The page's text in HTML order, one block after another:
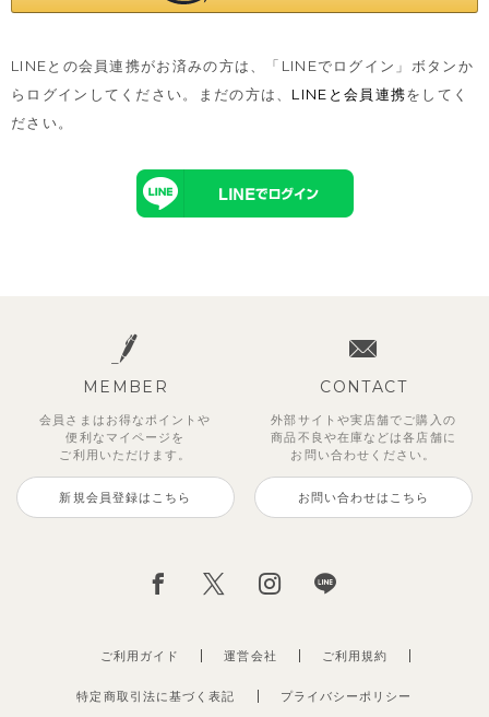
LINEとの会員連携がお済みの方は、「LINEでログイン」ボタンか
らログインしてください。まだの方は、 LINEと会員連携をしてく
ださい。
MEMBER
会員さまはお得なポイントや
便利な マイページを
ご利用いただけます。
新規会員登録はこちら
CONTACT
外部サイトや実店舗でご購入の
商品不良や在庫などは各店舗に
お問い合わせください。
お問い合わせはこちら
ご利用ガイド 運営会社
特定商取引法に基づく表記 プライバシーポリシー
ご利用規約